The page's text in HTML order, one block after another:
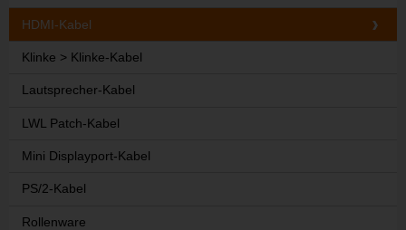
HDMI-Kabel
Klinke > Klinke-Kabel
Lautsprecher-Kabel
LWL Patch-Kabel
Mini Displayport-Kabel
PS/2-Kabel
Rollenware